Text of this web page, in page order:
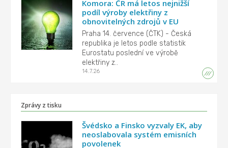
Komora: ČR má letos nejnižší
podíl výroby elektřiny z
obnovitelných zdrojů v EU
Praha 14. července (ČTK) - Česká
republika je letos podle statistik
Eurostatu poslední ve výrobě
elektřiny z..
14.7.26
Zprávy z tisku
Švédsko a Finsko vyzvaly EK, aby
neoslabovala systém emisních
povolenek